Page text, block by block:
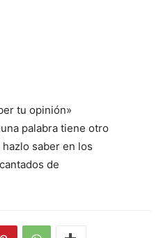
tu opinión»
palabra tiene otro
saber en los
de